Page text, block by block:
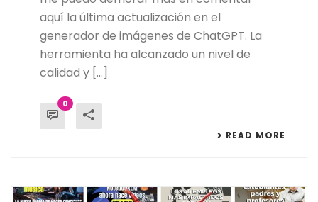
aquí la última actualización en el
generador de imágenes de ChatGPT. La
herramienta ha alcanzado un nivel de
calidad y [...]
0
READ MORE